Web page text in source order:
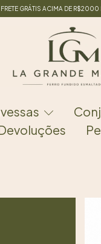
FRETE GRÁTIS ACIMA DE R$2000